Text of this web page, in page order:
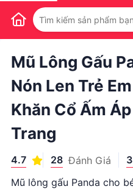
1 / 1
Mũ Lông Gấu
Nón Len Trẻ
Khăn Cổ Ấm
Trang
4.7 28 Đánh Giá
Mũ lông gấu Panda cho